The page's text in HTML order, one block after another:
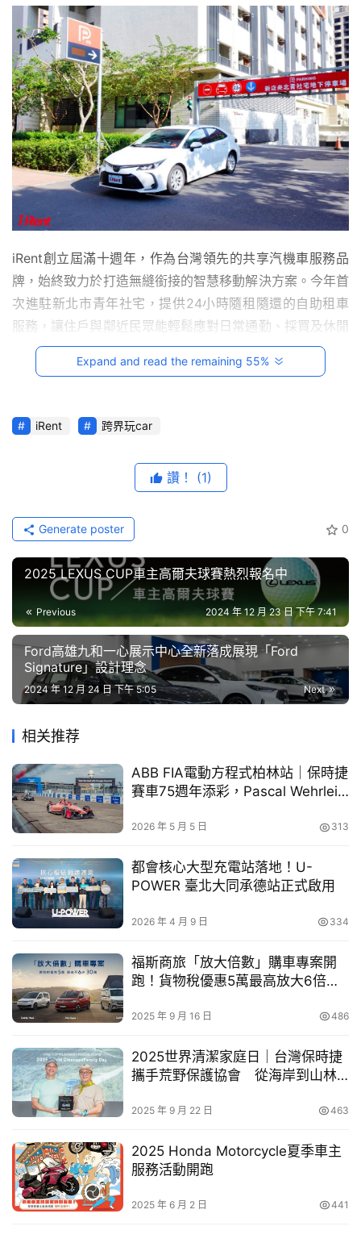
／
機
車
試
駕
影
音
台
灣
車
與
生
活
獎
C
A
目
口
中
古
車
行
大
古
車
買
車
幫
幫
忙
跨
界
玩
C
R
p
iRent創立屆滿十週年，作為台灣領先的共享汽機車服務品
牌，始終致力於打造無縫銜接的智慧移動解決方案。今年首
次進駐新北市青年社宅，提供24小時隨租隨還的自助租車
服務，讓住戶與鄰近民眾能輕鬆應對日常通勤、採買及休閒
出遊需求，以共享模式建構更加環保與經濟的移動生態圈。
「新店央北」與「土城員和」青年社會住宅以共享價值與
互助精神為核心理念，除了具備完善的居住環境與公共設
施，周邊交通網絡也相當發達。iRent共享汽車的進駐，融
合公共交通與接駁服務，創造多樣便捷的出行方式，為住戶
提供靈活的短途及長途移動選擇。新北住都中心表示，
iRent的進駐不僅符合智慧城市與共享經濟的發展趨勢，也
讓市民享受到更彈性多元的交通選擇，期待未來有更多創新
的合作加入新北市的社會住宅計畫，提升整體居住品質，實
現永續發展的生活模式。 iRent初期在「新店央北」及「土
城員和」兩大青年社宅試行共享汽車服務，並將視居民使用
持續探索更多與城市公共建設的深度結合，為更多城市居民
提供便捷、環保的共享移動服務
Expand and read the remaining 55%
iRent 跨界玩car
讚！ (1)
0
Generate poster
2025 LEXUS CUP車主高爾夫球賽熱烈報名中
Previous 2024 年 12 月 23 日 下午 7:41
Ford高雄九和一心展示中心全新落成展現「Ford
Signature」設計理念
Next
2024 年 12 月 24 日 下午 5:05
相关推荐
ABB FIA電動方程式柏林站｜保時捷
賽車75週年添彩，Pascal Wehrlein
2026 年 5 月 5 日 313
都會核心大型充電站落地！U-
POWER 臺北大同承德站正式啟用
2026 年 4 月 9 日 334
福斯商旅「放大倍數」購車專案開
跑！貨物稅優惠5萬最高放大6倍，
2025 年 9 月 16 日 486
2025世界清潔家庭日｜台灣保時捷
攜手荒野保護協會 從海岸到山林
2025 年 9 月 22 日 463
2025 Honda Motorcycle夏季車主
服務活動開跑
2025 年 6 月 2 日 441